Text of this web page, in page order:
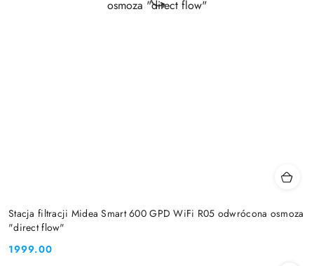
Stacja filtracji Midea Smart 600 GPD WiFi R05 odwrócona osmoza
"direct flow"
Cena:
1999.00